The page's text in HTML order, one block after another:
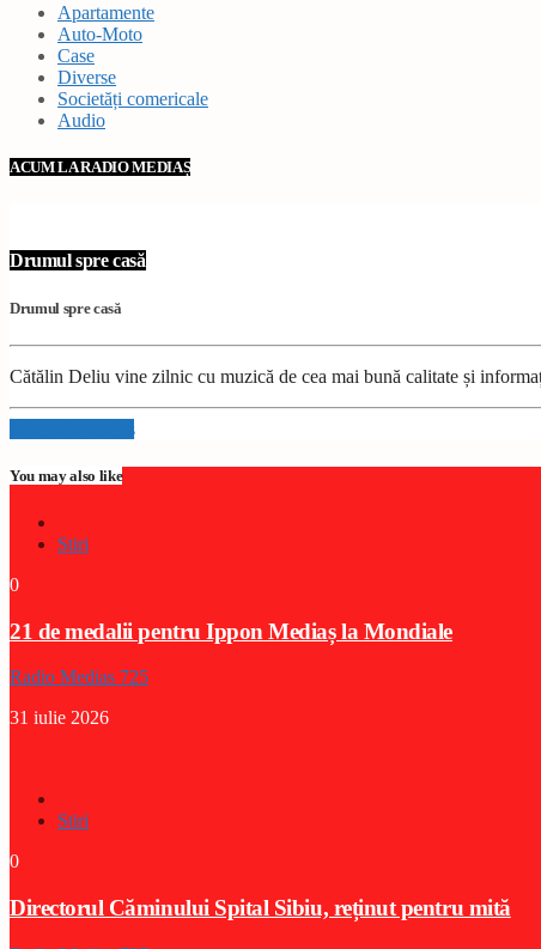
Apartamente
Auto-Moto
Case
Diverse
Societăți comericale
Audio
ACUM LA RADIO MEDIAȘ
Drumul spre casă
Drumul spre casă
Cătălin Deliu vine zilnic cu muzică de cea mai bună calitate și
Info and episodes
You may also like
Stiri
0
21 de medalii pentru Ippon Mediaș la Mondiale
Radio Medias 725
31 iulie 2026
Stiri
0
Directorul Căminului Spital Sibiu, reținut pentru mită